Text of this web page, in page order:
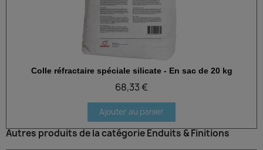
Aperçu rapide
Colle réfractaire spéciale silicate - En sac de 20 kg
68,33 €
Ajouter au panier
Autres produits de la catégorie Enduits & Finitions